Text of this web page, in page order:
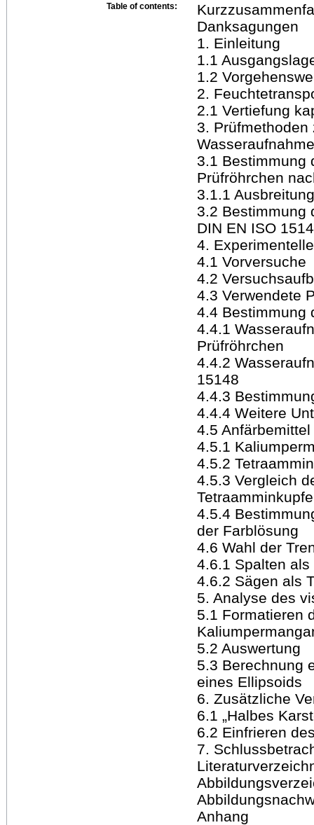
Table of contents:
Danksagungen
1. Einleitung
1.1
1.2
2.
2.1 Vertiefung
3.
Wasseraufnahme
3.1 Bestimmung
Prüfröhrchen
3.1.1
3.2 Bestimmung
DIN EN ISO
4.
4.1 Vorversuche
4.2
4.3 Verwendete
4.4 Bestimmung
4.4.1
Prüfröhrchen
4.4.2
15148
4.4.3
4.4.4 Weitere
4.5 Anfärbemittel
4.5.1
4.5.2
4.5.3 Vergleich
4.5.4
der Farblösung
4.6 Wahl der
4.6.1 Spalten
4.6.2 Sägen als
5. Analyse des
5.1 Formatieren
5.2 Auswertung
5.3 Berechnung
eines Ellipsoids
6. Zusätzliche
6.1 „Halbes
6.2 Einfrieren
7.
Anhang